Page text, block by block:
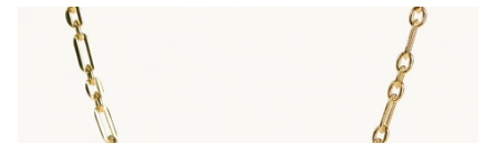
Produktbilder